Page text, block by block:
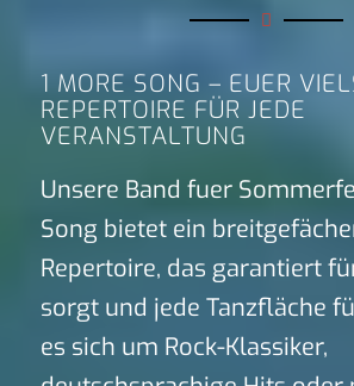
1 MORE SONG – EUER
REPERTOIRE FÜR JEDE
VERANSTALTUNG
Unsere Band fuer
Song bietet ein
Repertoire, das garantiert
sorgt und jede Tanzfläche
es sich um Rock-Klassiker,